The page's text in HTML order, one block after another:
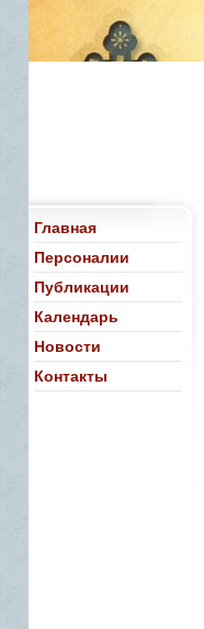
Главная
Персоналии
Публикации
Календарь
Новости
Контакты